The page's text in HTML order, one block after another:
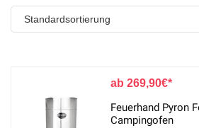
Standardsortierung
269,90€
Feuerhand Pyron
Campingofen